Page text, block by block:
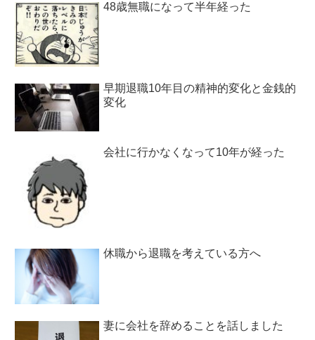
48歳無職になって半年経った
早期退職10年目の精神的変化と金銭的
変化
会社に行かなくなって10年が経った
休職から退職を考えている方へ
妻に会社を辞めることを話しました